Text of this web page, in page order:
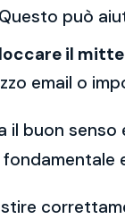
può
il
email o
il buon